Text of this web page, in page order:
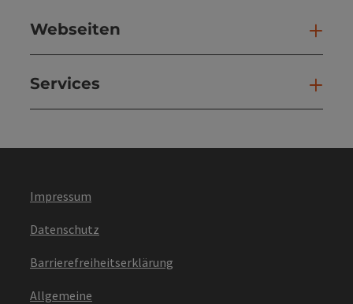
Webseiten
Services
Impressum
Datenschutz
Barrierefreiheitserklärung
Allgemeine